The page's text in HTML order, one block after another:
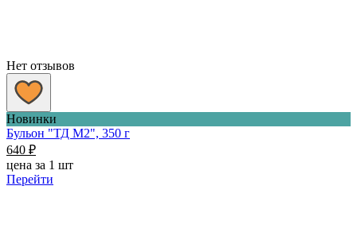
Нет отзывов
Новинки
Бульон "ТД М2", 350 г
640 ₽
цена за 1 шт
Перейти